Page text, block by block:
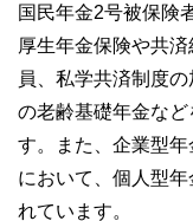
国民年金2号被保険
厚生年金保険や共
員、私学共済制度
の老齢基礎年金な
す。また、企業型
において、個人型
れています。